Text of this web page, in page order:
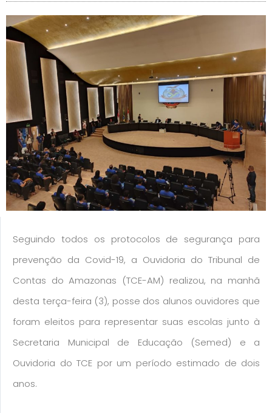
Seguindo todos os protocolos de segurança para
prevenção da Covid-19, a Ouvidoria do Tribunal de
Contas do Amazonas (TCE-AM) realizou, na manhã
desta terça-feira (3), posse dos alunos ouvidores que
foram eleitos para representar suas escolas junto à
Secretaria Municipal de Educação (Semed) e a
Ouvidoria do TCE por um período estimado de dois
anos.